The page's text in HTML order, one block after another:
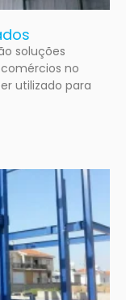
soluções
no
utilizado para